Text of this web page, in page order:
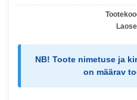
NB! Toote nimetuse ja
on määrav